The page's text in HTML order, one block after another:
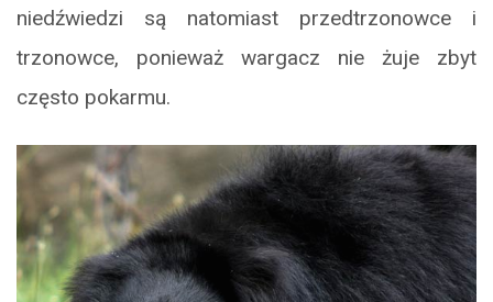
niedźwiedzi są natomiast przedtrzonowce i
trzonowce, ponieważ wargacz nie żuje zbyt
często pokarmu.